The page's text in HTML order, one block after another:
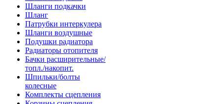
Шланги подкачки
Шланг
Патрубки интеркулера
Шланги воздушные
Подушки радиатора
Радиаторы отопителя
Бачки расширительные/
топл./накопит.
Шпильки/болты
колесные
Комплекты сцепления